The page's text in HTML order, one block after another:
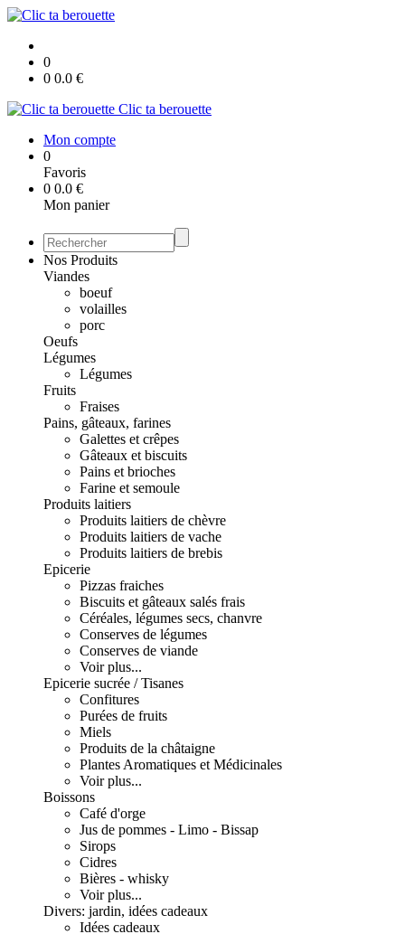
0
0 0.0 €
Clic ta berouette
Mon compte
0
Favoris
0 0.0 €
Mon panier
Nos Produits
Viandes
boeuf
volailles
porc
Oeufs
Légumes
Légumes
Fruits
Fraises
Pains, gâteaux, farines
Galettes et crêpes
Gâteaux et biscuits
Pains et brioches
Farine et semoule
Produits laitiers
Produits laitiers de chèvre
Produits laitiers de vache
Produits laitiers de brebis
Epicerie
Pizzas fraiches
Biscuits et gâteaux salés frais
Céréales, légumes secs, chanvre
Conserves de légumes
Conserves de viande
Voir plus...
Epicerie sucrée / Tisanes
Confitures
Purées de fruits
Miels
Produits de la châtaigne
Plantes Aromatiques et Médicinales
Voir plus...
Boissons
Café d'orge
Jus de pommes - Limo - Bissap
Sirops
Cidres
Bières - whisky
Voir plus...
Divers: jardin, idées cadeaux
Idées cadeaux